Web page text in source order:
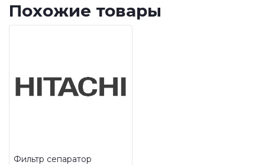
Похожие товары
Фильтр сепаратор